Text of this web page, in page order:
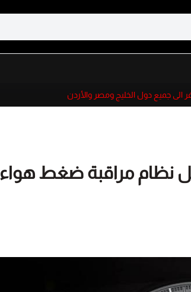
الى جميع دول الخليج ومصر والأردن
نظام مراقبة ضغط هواء